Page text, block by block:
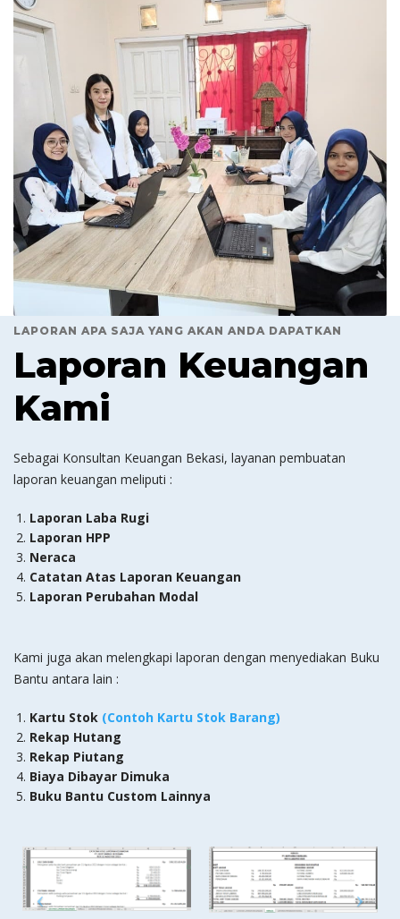
LAPORAN APA SAJA YANG AKAN ANDA DAPATKAN
Laporan Keuangan
Kami
Sebagai Konsultan Keuangan Bekasi, layanan pembuatan
laporan keuangan meliputi :
Laporan Laba Rugi
Laporan HPP
Neraca
Catatan Atas Laporan Keuangan
Laporan Perubahan Modal
Kami juga akan melengkapi laporan dengan menyediakan Buku
Bantu antara lain :
Kartu Stok (Contoh Kartu Stok Barang)
Rekap Hutang
Rekap Piutang
Biaya Dibayar Dimuka
Buku Bantu Custom Lainnya